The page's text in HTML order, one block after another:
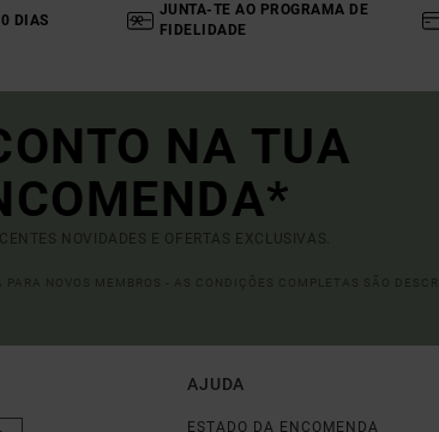
DIAS
JUNTA-TE AO PROGRAMA DE
FIDELIDADE
NA TUA
NOVIDADES E OFERTAS EXCLUSIVAS.
AJUDA
ESTADO DA ENCOMENDA